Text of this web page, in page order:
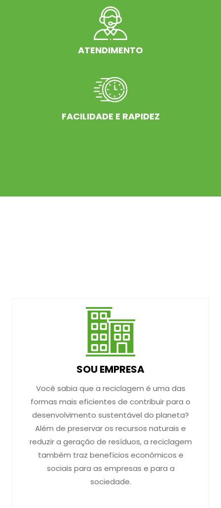
ATENDIMENTO
FACILIDADE E RAPIDEZ
SOU EMPRESA
Você sabia que a reciclagem é uma das
formas mais eficientes de contribuir para o
desenvolvimento sustentável do planeta?
Além de preservar os recursos naturais e
reduzir a geração de resíduos, a reciclagem
também traz benefícios econômicos e
sociais para as empresas e para a
sociedade.